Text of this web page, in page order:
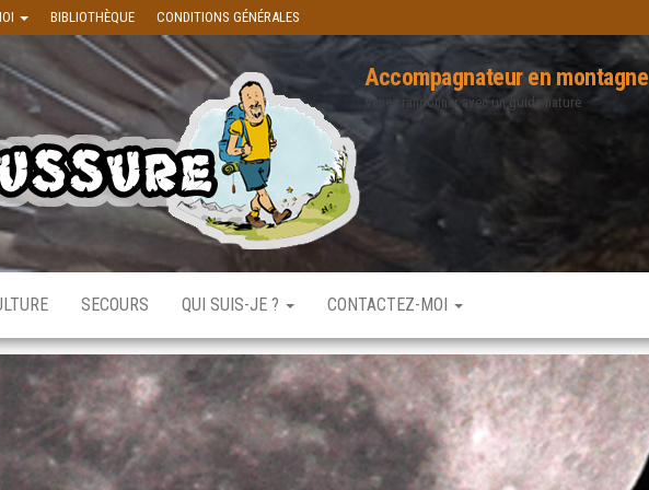
BIBLIOTHÈQUE CONDITIONS GÉNÉRALES
Accompagnateur en montagne
Venez randonner avec un guide nature
SECOURS QUI SUIS-JE ? CONTACTEZ-MOI